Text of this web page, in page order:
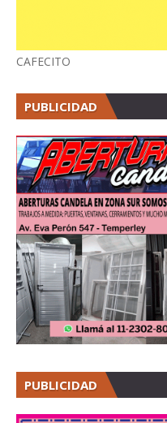
CAFECITO
PUBLICIDAD
PUBLICIDAD